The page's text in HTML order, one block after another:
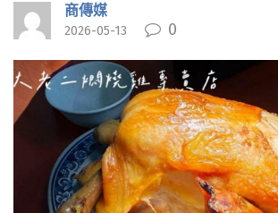
商傳媒
2026-05-13 0